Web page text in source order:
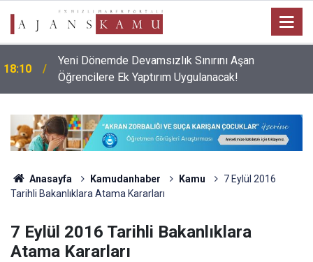
09:03
Okul Alışverişine Çıkmadan Önce Bu Kurallara
Dikkat! Resmi Yönetmelik Yayınlandı
Anasayfa Kamudanhaber Kamu
7 Eylül 2016
Tarihli Bakanlıklara Atama Kararları
7 Eylül 2016 Tarihli Bakanlıklara
Atama Kararları